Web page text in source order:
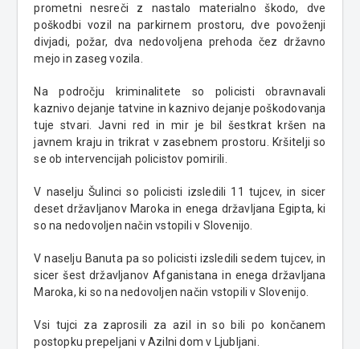
prometni nesreči z nastalo materialno škodo, dve
poškodbi vozil na parkirnem prostoru, dve povoženji
divjadi, požar, dva nedovoljena prehoda čez državno
mejo in zaseg vozila.
Na področju kriminalitete so policisti obravnavali
kaznivo dejanje tatvine in kaznivo dejanje poškodovanja
tuje stvari. Javni red in mir je bil šestkrat kršen na
javnem kraju in trikrat v zasebnem prostoru. Kršitelji so
se ob intervencijah policistov pomirili.
V naselju Šulinci so policisti izsledili 11 tujcev, in sicer
deset državljanov Maroka in enega državljana Egipta, ki
so na nedovoljen način vstopili v Slovenijo.
V naselju Banuta pa so policisti izsledili sedem tujcev, in
sicer šest državljanov Afganistana in enega državljana
Maroka, ki so na nedovoljen način vstopili v Slovenijo.
Vsi tujci za zaprosili za azil in so bili po končanem
postopku prepeljani v Azilni dom v Ljubljani.